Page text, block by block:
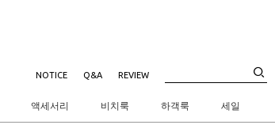
NOTICE Q&A REVIEW
액세서리 비치룩 하객룩 세일